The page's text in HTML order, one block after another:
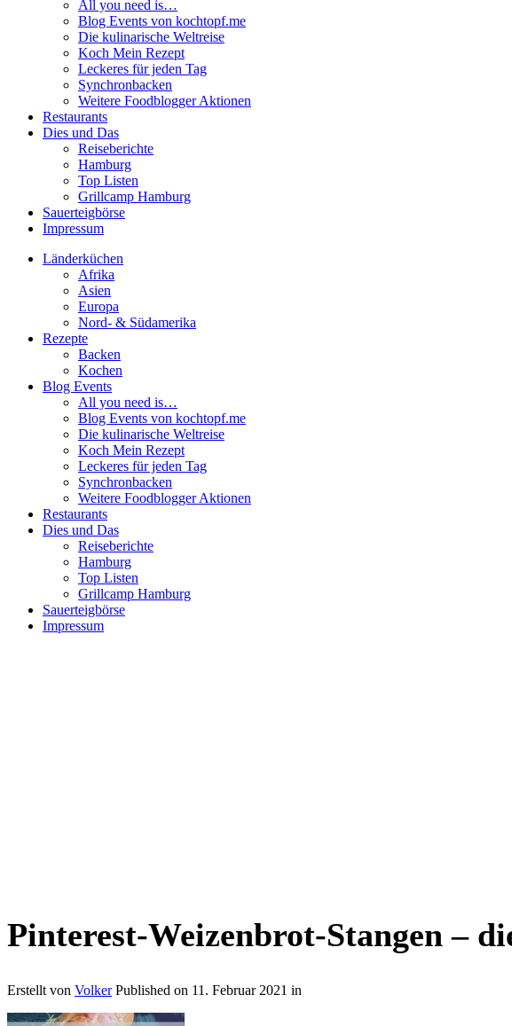
All you need is…
Blog Events von kochtopf.me
Die kulinarische Weltreise
Koch Mein Rezept
Leckeres für jeden Tag
Synchronbacken
Weitere Foodblogger Aktionen
Restaurants
Dies und Das
Reiseberichte
Hamburg
Top Listen
Grillcamp Hamburg
Sauerteigbörse
Impressum
Länderküchen
Afrika
Asien
Europa
Nord- & Südamerika
Rezepte
Backen
Kochen
Blog Events
All you need is…
Blog Events von kochtopf.me
Die kulinarische Weltreise
Koch Mein Rezept
Leckeres für jeden Tag
Synchronbacken
Weitere Foodblogger Aktionen
Restaurants
Dies und Das
Reiseberichte
Hamburg
Top Listen
Grillcamp Hamburg
Sauerteigbörse
Impressum
Pinterest-Weizenbrot-Stangen –
Erstellt von Volker Published on 11. Februar 2021 in